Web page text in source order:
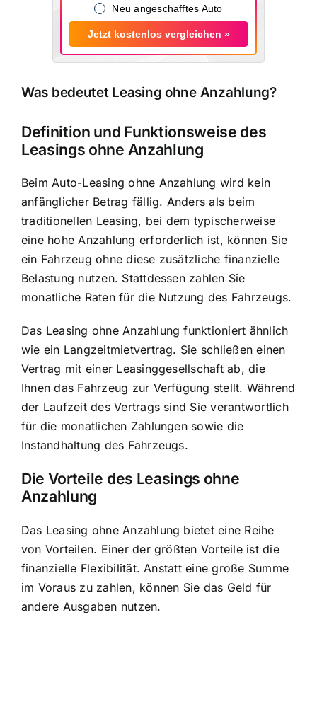
Neu angeschafftes Auto
Jetzt kostenlos vergleichen »
Was bedeutet Leasing ohne Anzahlung?
Definition und Funktionsweise des
Leasings ohne Anzahlung
Beim Auto-Leasing ohne Anzahlung wird kein
anfänglicher Betrag fällig. Anders als beim
traditionellen Leasing, bei dem typischerweise
eine hohe Anzahlung erforderlich ist, können Sie
ein Fahrzeug ohne diese zusätzliche finanzielle
Belastung nutzen. Stattdessen zahlen Sie
monatliche Raten für die Nutzung des Fahrzeugs.
Das Leasing ohne Anzahlung funktioniert ähnlich
wie ein Langzeitmietvertrag. Sie schließen einen
Vertrag mit einer Leasinggesellschaftab, die
Ihnen das Fahrzeug zur Verfügung stellt. Während
der Laufzeit des Vertrags sind Sie verantwortlich
für die monatlichen Zahlungen sowie die
Instandhaltung des Fahrzeugs.
Die Vorteile des Leasings ohne
Anzahlung
Das Leasing ohne Anzahlung bietet eine Reihe
von Vorteilen. Einer der größten Vorteile ist die
finanzielle Flexibilität. Anstatt eine große Summe
im Voraus zu zahlen, können Sie das Geld für
andere Ausgaben nutzen.